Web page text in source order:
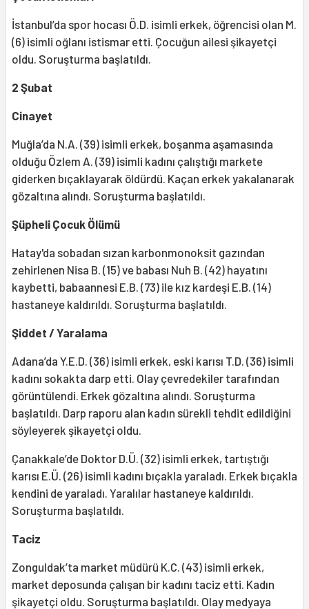
İstanbul’da spor hocası Ö.D. isimli erkek, öğrencisi olan M.
(6) isimli oğlanı istismar etti. Çocuğun ailesi şikayetçi
oldu. Soruşturma başlatıldı.
2 Şubat
Cinayet
Muğla’da N.A. (39) isimli erkek, boşanma aşamasında
olduğu Özlem A. (39) isimli kadını çalıştığı markete
giderken bıçaklayarak öldürdü. Kaçan erkek yakalanarak
gözaltına alındı. Soruşturma başlatıldı.
Şüpheli Çocuk Ölümü
Hatay'da sobadan sızan karbonmonoksit gazından
zehirlenen Nisa B. (15) ve babası Nuh B. (42) hayatını
kaybetti, babaannesi E.B. (73) ile kız kardeşi E.B. (14)
hastaneye kaldırıldı. Soruşturma başlatıldı.
Şiddet / Yaralama
Adana’da Y.E.D. (36) isimli erkek, eski karısı T.D. (36) isimli
kadını sokakta darp etti. Olay çevredekiler tarafından
görüntülendi. Erkek gözaltına alındı. Soruşturma
başlatıldı. Darp raporu alan kadın sürekli tehdit edildiğini
söyleyerek şikayetçi oldu.
Çanakkale’de Doktor D.Ü. (32) isimli erkek, tartıştığı
karısı E.Ü. (26) isimli kadını bıçakla yaraladı. Erkek bıçakla
kendini de yaraladı. Yaralılar hastaneye kaldırıldı.
Soruşturma başlatıldı.
Taciz
Zonguldak’ta market müdürü K.C. (43) isimli erkek,
market deposunda çalışan bir kadını taciz etti. Kadın
şikayetçi oldu. Soruşturma başlatıldı. Olay medyaya